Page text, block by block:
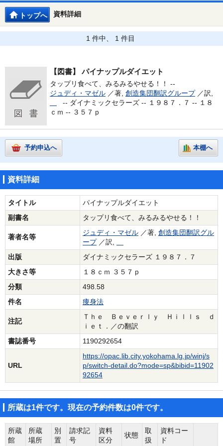
資料詳細
トップへ
1 件中、 1 件目
【図書】 パイナップルダイエット
タップリ食べて、みるみるやせる！！ --
ジュディ・マゼル ／著, 創造集団翻訳グループ／訳,
-- ダイナミックセラーズ -- １９８７．７ -- １８
ｃｍ -- ３５７ｐ
予約申込へ 本棚へ
資料詳細
タイトル
パイナップルダイエット
副書名
タップリ食べて、みるみるやせる！！
著者名等
ジュディ・マゼル ／著, 創造集団翻訳グル
ープ／訳,
出版
ダイナミックセラーズ １９８７．７
大きさ等
１８ｃｍ ３５７ｐ
分類
498.58
件名
痩身法
注記
Ｔｈｅ Ｂｅｖｅｒｌｙ Ｈｉｌｌｓ ｄ
ｉｅｔ．／の翻訳
書誌番号
1190292654
URL
https://opac.lib.city.yokohama.lg.jp/winj/s
p/switch-detail.do?mode=sp&bibid=11902
92654
所蔵は1件です。現在の予約件数は0件です。
所蔵
館
所蔵
場所
別
置
請求記
号
資料
区分
状態
取
扱
資料コー
ド